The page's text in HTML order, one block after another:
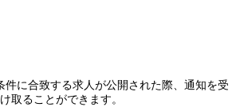
件に合致する求人が公開された際、通知を受
け取ることができます。